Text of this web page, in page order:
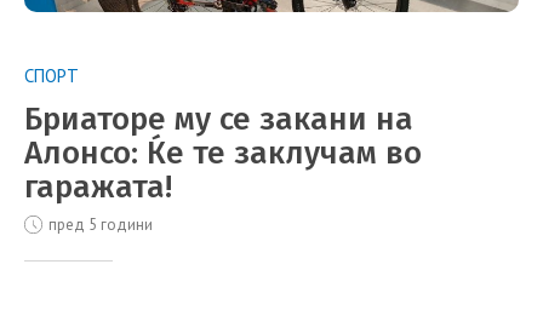
СПОРТ
Бриаторе му се закани на
Алонсо: Ќе те заклучам во
гаражата!
пред 5 години